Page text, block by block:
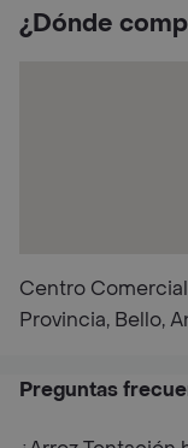
¿Dónde
Centro
Provincia, Bello,
Preguntas